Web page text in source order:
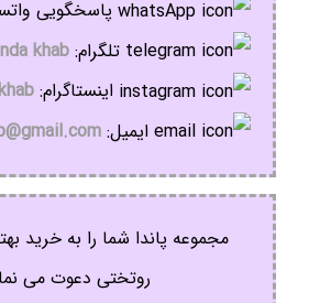
پاسخگویی
تلگرام:khab@
اینستاگرام:
ایمیل:
مجموعه پاندا شما را به خرید
روتختی دعوت می